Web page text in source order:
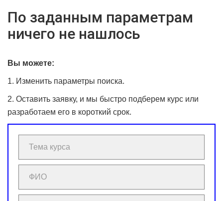
По заданным параметрам
ничего не нашлось
Вы можете:
1. Изменить параметры поиска.
2. Оставить заявку, и мы быстро подберем курс или
разработаем его в короткий срок.